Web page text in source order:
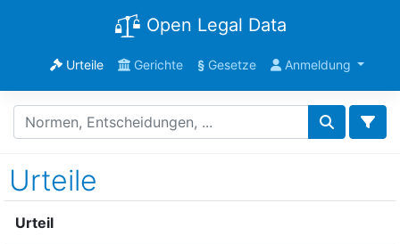
Open Legal Data
Urteile Gerichte §Gesetze Anmeldung
Urteile
Urteil